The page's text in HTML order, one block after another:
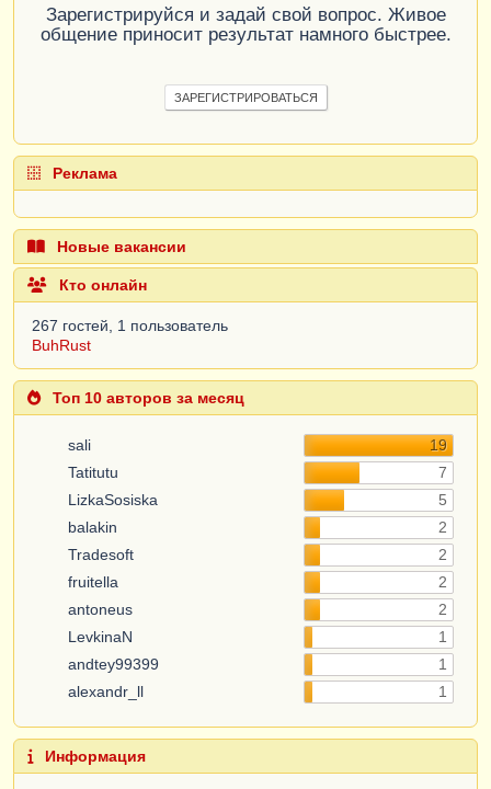
Зарегистрируйся и задай свой вопрос. Живое
общение приносит результат намного быстрее.
ЗАРЕГИСТРИРОВАТЬСЯ
Реклама
Новые вакансии
Кто онлайн
267 гостей, 1 пользователь
BuhRust
Топ 10 авторов за месяц
sali
19
Tatitutu
7
LizkaSosiska
5
balakin
2
Tradesoft
2
fruitella
2
antoneus
2
LevkinaN
1
andtey99399
1
alexandr_ll
1
Информация